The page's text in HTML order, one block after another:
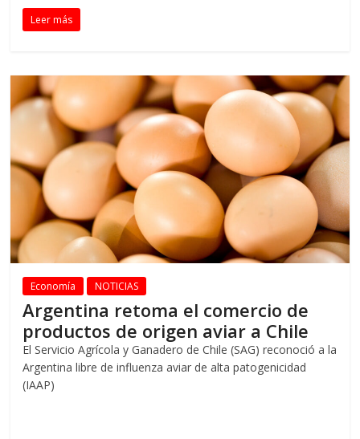
Leer más
Economía NOTICIAS
Argentina retoma el comercio de
productos de origen aviar a Chile
El Servicio Agrícola y Ganadero de Chile (SAG) reconoció a la
Argentina libre de influenza aviar de alta patogenicidad
(IAAP)